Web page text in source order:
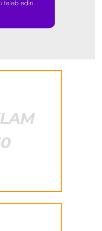
Həmiltonu
heç-heçə etdi